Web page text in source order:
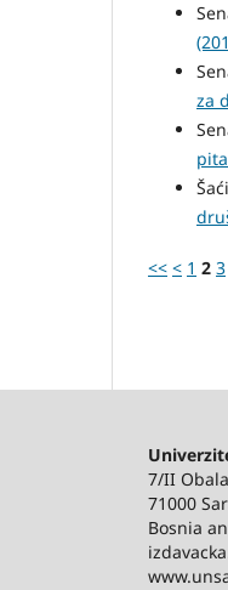
za
<< < 1 2 3
7/II
71000
Bosnia